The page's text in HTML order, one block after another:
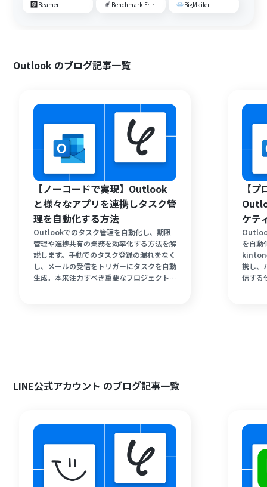
Beamer Benchmark Email BigMailer
Outlook のブログ記事一覧
【ノーコードで実現】Outlook
と様々なアプリを連携しタスク管
理を自動化する方法
Outlookでのタスク管理を自動化し、期限
管理や進捗共有の業務を効率化する方法を解
説します。手動でのタスク登録の漏れをなく
し、メールの受信をトリガーにタスクを自動
生成。本来注力すべき重要なプロジェクトや
【
ケテ
を自動
携し、
信する
LINE公式アカウント のブログ記事一覧